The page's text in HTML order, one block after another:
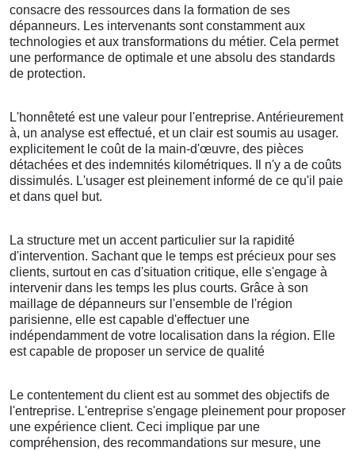
consacre des ressources dans la formation de ses
dépanneurs. Les intervenants sont constamment aux
technologies et aux transformations du métier. Cela permet
une performance de optimale et une absolu des standards
de protection.
L'honnêteté est une valeur pour l'entreprise. Antérieurement
à, un analyse est effectué, et un clair est soumis au usager.
explicitement le coût de la main-d'œuvre, des pièces
détachées et des indemnités kilométriques. Il n'y a de coûts
dissimulés. L'usager est pleinement informé de ce qu'il paie
et dans quel but.
La structure met un accent particulier sur la rapidité
d'intervention. Sachant que le temps est précieux pour ses
clients, surtout en cas d'situation critique, elle s'engage à
intervenir dans les temps les plus courts. Grâce à son
maillage de dépanneurs sur l'ensemble de l'région
parisienne, elle est capable d'effectuer une
indépendamment de votre localisation dans la région. Elle
est capable de proposer un service de qualité
Le contentement du client est au sommet des objectifs de
l'entreprise. L'entreprise s'engage pleinement pour proposer
une expérience client. Ceci implique par une
compréhension, des recommandations sur mesure, une